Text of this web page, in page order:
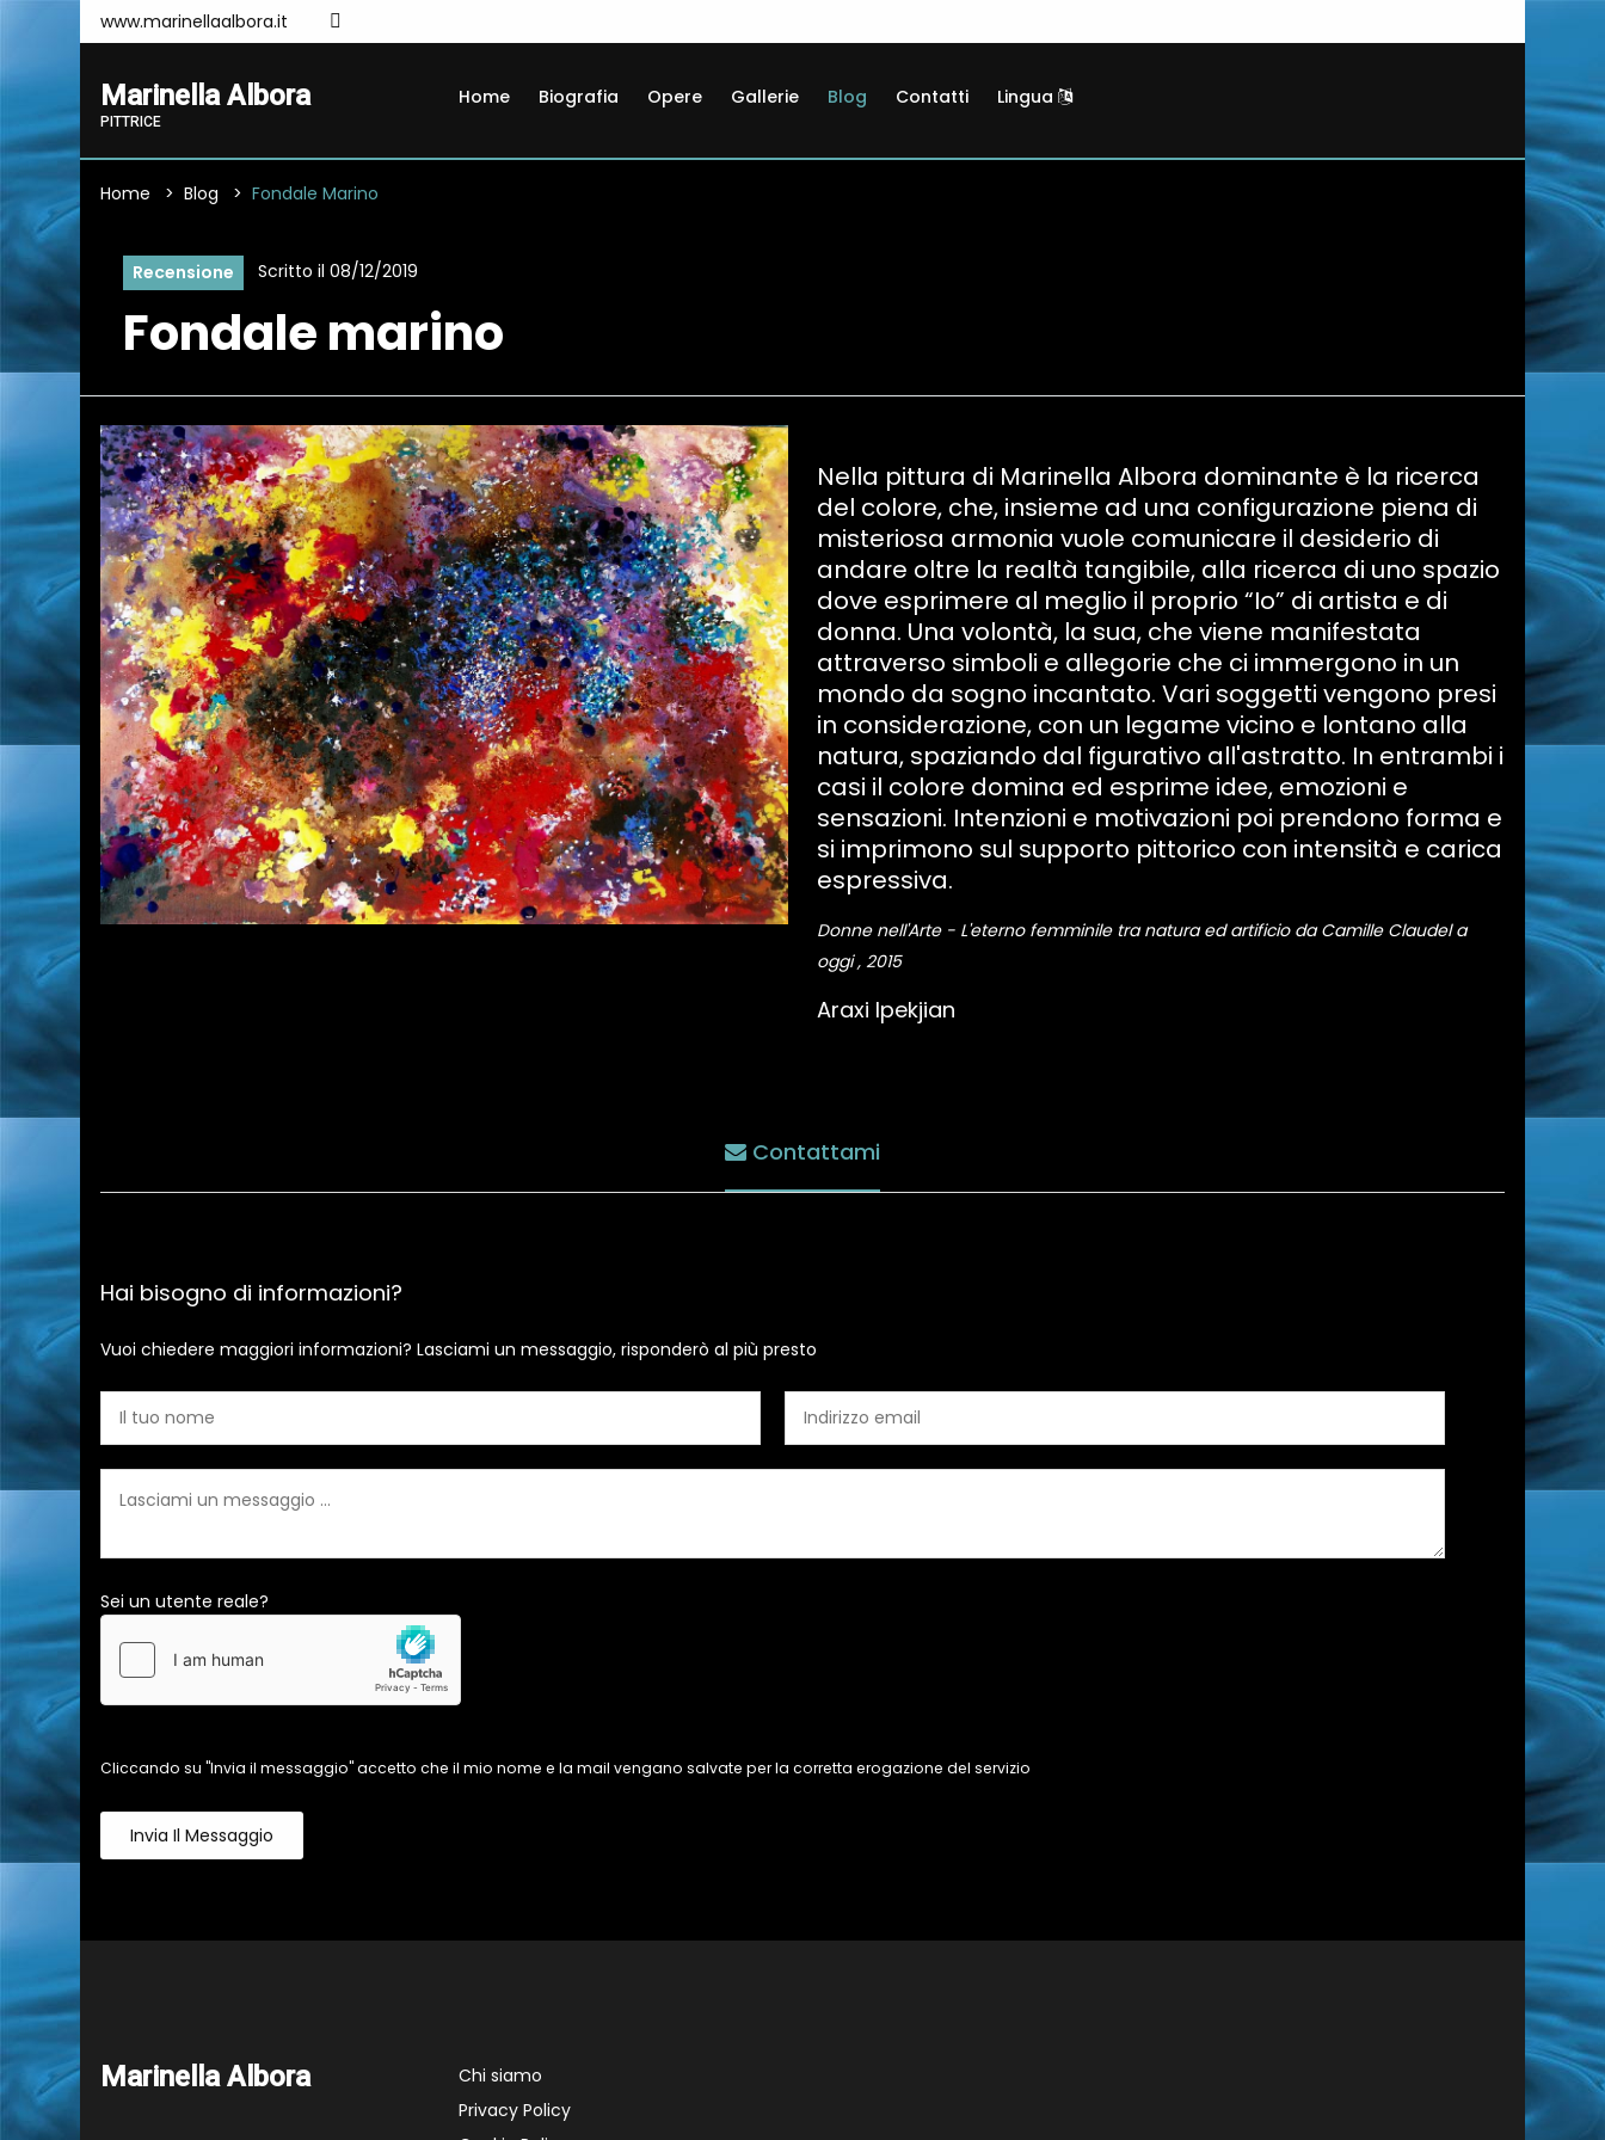
www.marinellaalbora.it
Marinella Albora
PITTRICE
Home Biografia Opere Gallerie Blog Contatti Lingua
Home Blog Fondale Marino
Recensione Scritto il 08/12/2019
Fondale marino
Nella pittura di Marinella Albora dominante è la ricerca
del colore, che, insieme ad una configurazione piena di
misteriosa armonia vuole comunicare il desiderio di
andare oltre la realtà tangibile, alla ricerca di uno spazio
dove esprimere al meglio il proprio “Io” di artista e di
donna. Una volontà, la sua, che viene manifestata
attraverso simboli e allegorie che ci immergono in un
mondo da sogno incantato. Vari soggetti vengono presi
in considerazione, con un legame vicino e lontano alla
natura, spaziando dal figurativo all'astratto. In entrambi i
casi il colore domina ed esprime idee, emozioni e
sensazioni. Intenzioni e motivazioni poi prendono forma e
si imprimono sul supporto pittorico con intensità e carica
espressiva.
Donne nell'Arte - L'eterno femminile tra natura ed artificio da Camille Claudel a
oggi , 2015
Araxi Ipekjian
Contattami
Hai bisogno di informazioni?
Vuoi chiedere maggiori informazioni? Lasciami un messaggio, risponderò al più presto
Sei un utente reale?
Cliccando su "Invia il messaggio" accetto che il mio nome e la mail vengano salvate per la corretta erogazione del servizio
Invia Il Messaggio
Marinella Albora
Chi siamo
Privacy Policy